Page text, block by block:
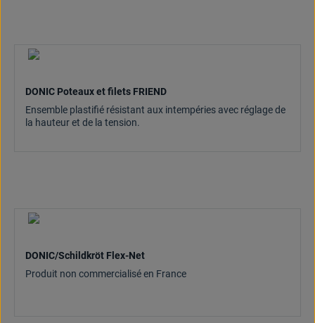
DONIC Poteaux et filets FRIEND
Ensemble plastifié résistant aux intempéries avec réglage de
la hauteur et de la tension.
DONIC/Schildkröt Flex-Net
Produit non commercialisé en France